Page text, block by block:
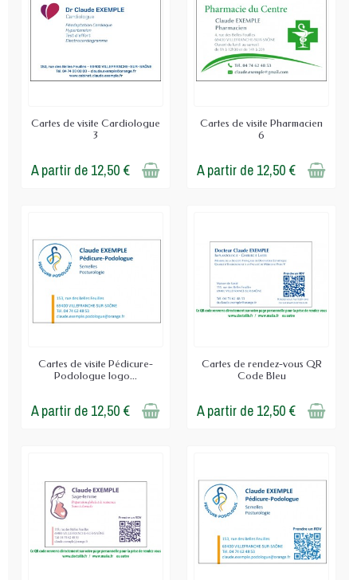
Cartes de visite Cardiologue
3
A partir de 12,50 €
Cartes de visite Pharmacien
6
A partir de 12,50 €
Cartes de visite Pédicure-
Podologue logo...
A partir de 12,50 €
Cartes de rendez-vous QR
Code Bleu
A partir de 12,50 €